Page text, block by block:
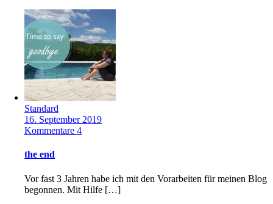
Standard
16. September 2019
Kommentare 4
the end
Vor fast 3 Jahren habe ich mit den Vorarbeiten für meinen Blog
begonnen. Mit Hilfe […]